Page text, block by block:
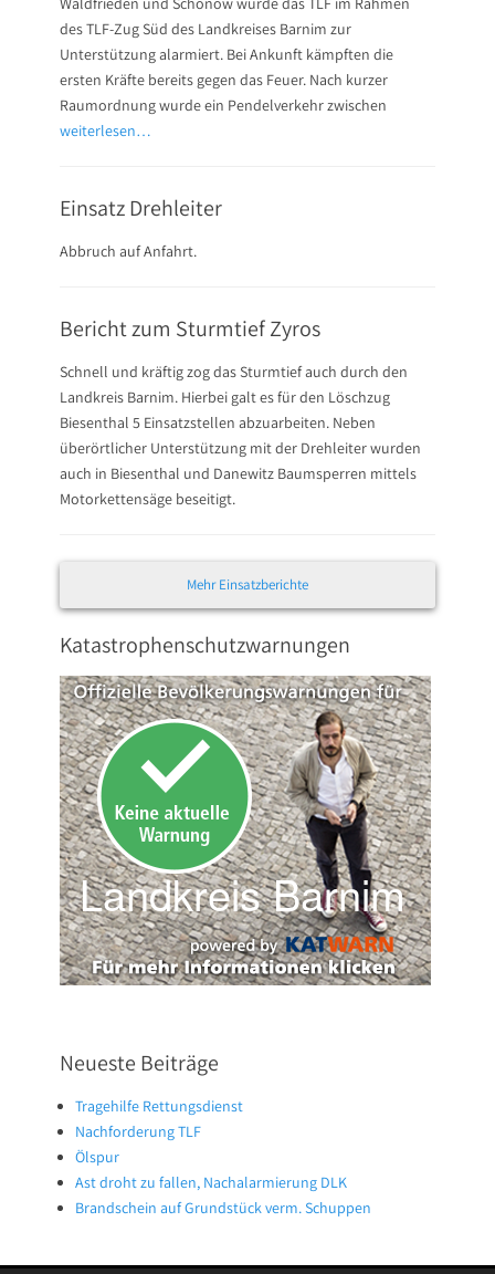
des TLF-Zug Süd des Landkreises Barnim zur
Unterstützung alarmiert. Bei Ankunft kämpften die
ersten Kräfte bereits gegen das Feuer. Nach kurzer
Raumordnung wurde ein Pendelverkehr zwischen
weiterlesen…
Einsatz Drehleiter
Abbruch auf Anfahrt.
Bericht zum Sturmtief Zyros
Schnell und kräftig zog das Sturmtief auch durch den
Landkreis Barnim. Hierbei galt es für den Löschzug
Biesenthal 5 Einsatzstellen abzuarbeiten. Neben
überörtlicher Unterstützung mit der Drehleiter wurden
auch in Biesenthal und Danewitz Baumsperren mittels
Motorkettensäge beseitigt.
Mehr Einsatzberichte
Katastrophenschutzwarnungen
Neueste Beiträge
Tragehilfe Rettungsdienst
Nachforderung TLF
Ölspur
Ast droht zu fallen, Nachalarmierung DLK
Brandschein auf Grundstück verm. Schuppen